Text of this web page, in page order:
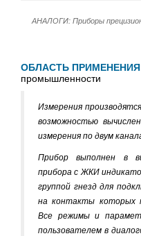
АНАЛОГИ: Приборы
ОБЛАСТЬ
промышленности
Измерения
возможностью
измерения по двум
Прибор выполнен в
прибора с ЖКИ
группой гнезд для
на контакты которых
Все режимы и
пользователем в